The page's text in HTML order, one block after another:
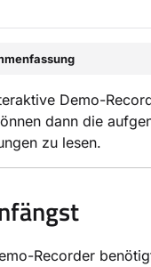
Demo-
dann die
zu lesen.
Recorder